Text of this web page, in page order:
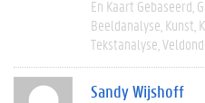
En Kaart Gebaseerd
Beeldanalyse Kunst
Tekstanalyse
Sandy Wijshoff